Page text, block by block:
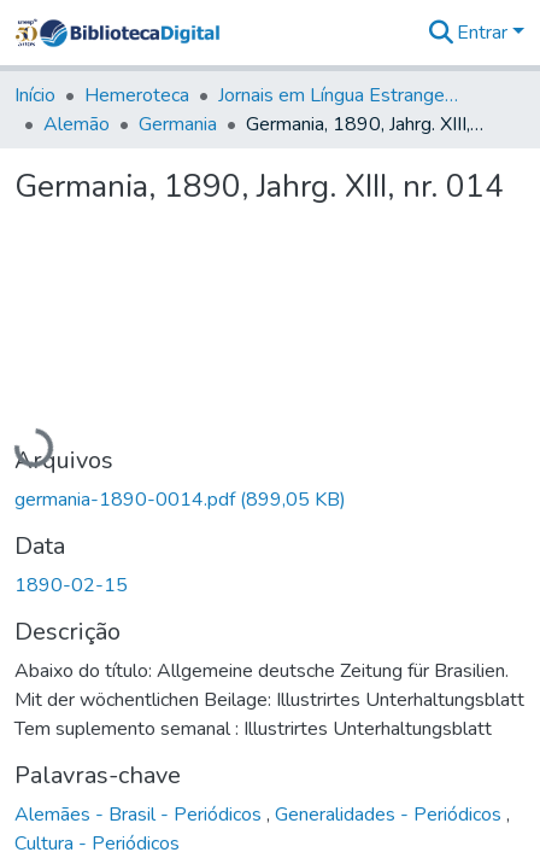
&
Coleções
Tudo na
Digital
Entrar
Início Hemeroteca
Jornais em Língua Estrangeira
Alemão
Germania Germania, 1890, Jahrg. XIII, nr. 014
Germania, 1890, Jahrg. XIII, nr. 014
Carregando...
Arquivos
germania-1890-0014.pdf(899,05 KB)
Data
1890-02-15
Descrição
Abaixo do título: Allgemeine deutsche Zeitung für Brasilien.
Mit der wöchentlichen Beilage: Illustrirtes Unterhaltungsblatt
Tem suplemento semanal : Illustrirtes Unterhaltungsblatt
Palavras-chave
Alemães - Brasil - Periódicos , Generalidades - Periódicos ,
Cultura - Periódicos